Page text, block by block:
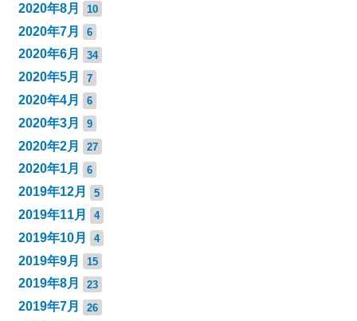
2020年8月 10
2020年7月 6
2020年6月 34
2020年5月 7
2020年4月 6
2020年3月 9
2020年2月 27
2020年1月 6
2019年12月 5
2019年11月 4
2019年10月 4
2019年9月 15
2019年8月 23
2019年7月 26